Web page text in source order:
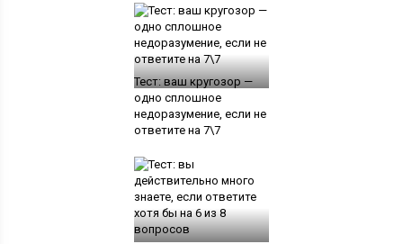
Тест: ваш кругозор —
одно сплошное
недоразумение, если не
ответите на 7\7